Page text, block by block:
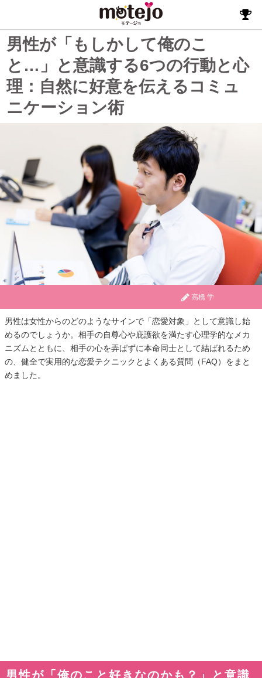
男性が「もしかして俺のこ
と…」と意識する6つの行動と心
理：自然に好意を伝えるコミュ
ニケーション術
高橋 学
男性は女性からのどのようなサインで「恋愛対象」として意識し始
めるのでしょうか。相手の自尊心や庇護欲を満たす心理学的なメカ
ニズムとともに、相手の心を弄ばずに本命同士として結ばれるため
の、健全で実用的な恋愛テクニックとよくある質問（FAQ）をまと
めました。
男性が「俺のこと好きなのかも？」と意識